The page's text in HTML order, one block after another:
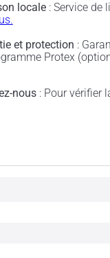
locale: Service de
et protection :
Protex
nous: Pour vérifier